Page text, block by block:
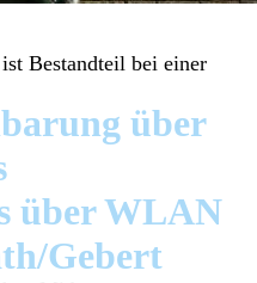
Bestandteil bei einer
über
über WLAN
Gebert